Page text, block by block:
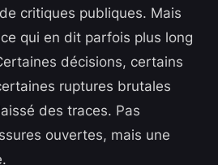
critiques publiques. Mais
qui en dit parfois plus long
décisions, certains
ruptures brutales
des traces. Pas
ouvertes, mais une